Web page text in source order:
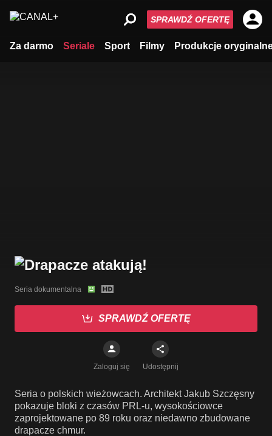
Za darmo Seriale Sport Filmy Produkcje
SPRAWDŹ OFERTĘ
Seria dokumentalna
SPRAWDŹ OFERTĘ
Zaloguj się Udostępnij
Seria o polskich wieżowcach. Architekt Jakub Szczęsny
pokazuje bloki z czasów PRL-u, wysokościowce
zaprojektowane po 89 roku oraz niedawno zbudowane
drapacze chmur.